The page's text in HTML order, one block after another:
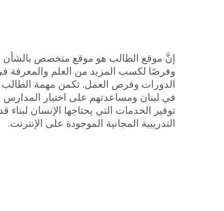
إنَّ موقع الطالب هو موقع متخصص بالشأن
وفرصًا لكسب المزيد من العلم والمعرفة
الدورات وفرص العمل. تكمن مهمة الطالب في
في لبنان ومساعدتهم على اختيار
توفير الخدمات التي يحتاجها الإنسان
التدريبية المجانية الموجودة على الإنترنت.